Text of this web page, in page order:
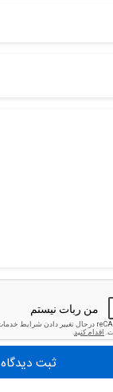
ثبت دیدگاه